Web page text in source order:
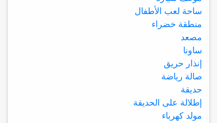
ساحة لعب الأطفال
منطقة خضراء
مصعد
ساونا
إنذار حريق
صالة رياضة
حديقة
إطلالة على الحديقة
مولد كهرباء